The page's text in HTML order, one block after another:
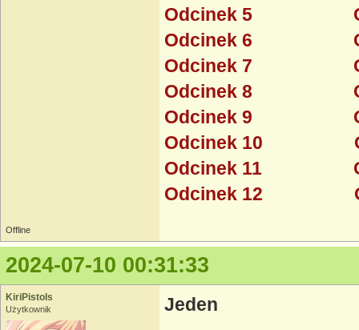
Odcinek 5
Odcinek 6
Odcinek 7
Odcinek 8
Odcinek 9
Odcinek 10
Odcinek 11
Odcinek 12
Offline
2024-07-10 00:31:33
KiriPistols
Użytkownik Jeden